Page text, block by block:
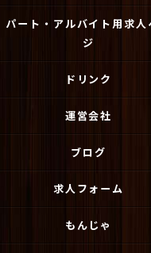
パート・アルバイト用求人
ジ
ドリンク
運営会社
ブログ
求人フォーム
もんじゃ